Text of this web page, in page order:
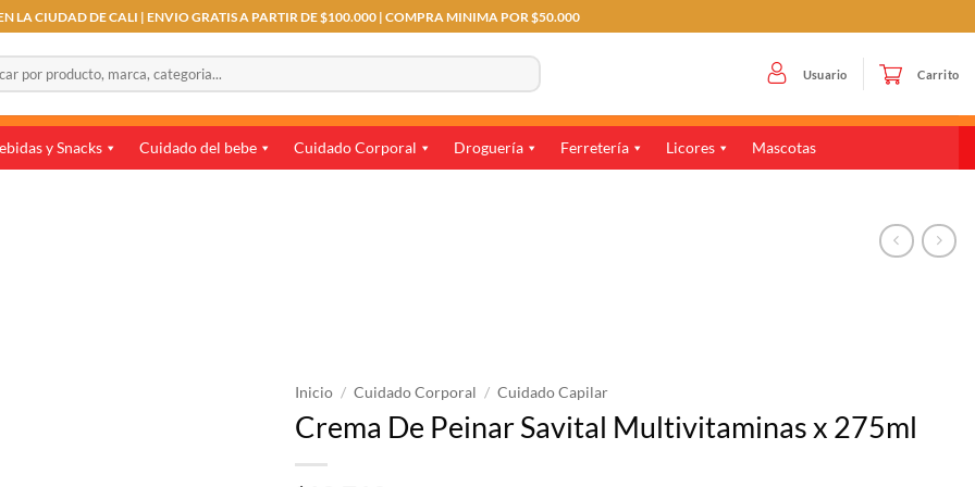
LA CIUDAD DE CALI | ENVIO GRATIS A PARTIR DE $100.000 | COMPRA MINIMA POR $50.000
Usuario Carrito
y Snacks Cuidado del bebe Cuidado Corporal Droguería Ferretería Licores Mascotas
Inicio / Cuidado Corporal / Cuidado Capilar
Crema De Peinar Savital Multivitaminas x 275ml